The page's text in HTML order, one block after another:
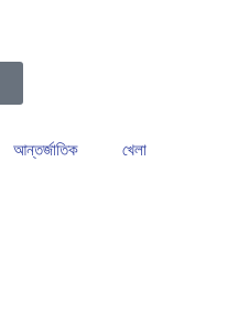
আন্তর্জাতিক খেলা